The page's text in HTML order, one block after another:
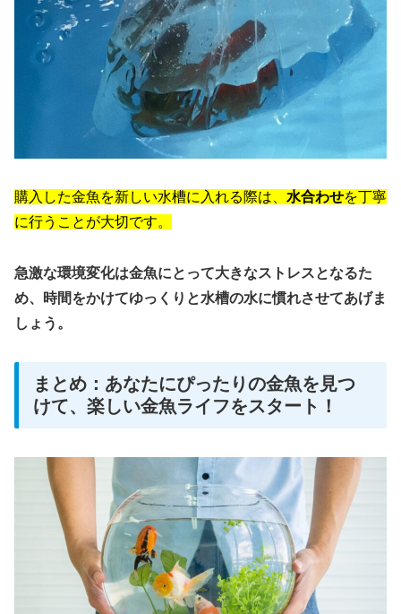
購入した金魚を新しい水槽に入れる際は、 水合わせを丁寧
に行うことが大切です。
急激な環境変化は金魚にとって大きなストレスとなるた
め、時間をかけてゆっくりと水槽の水に慣れさせてあげま
しょう。
まとめ：あなたにぴったりの金魚を見つ
けて、楽しい金魚ライフをスタート！